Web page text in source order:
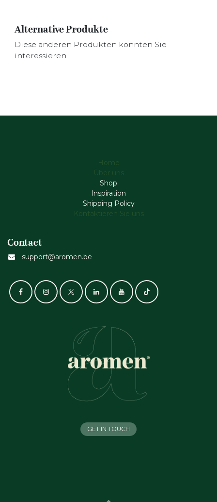
Alternative Produkte
Diese anderen Produkten könnten Sie
interessieren
Home
Über uns
Shop
Inspiration
Shipping Policy
Kontaktieren Sie uns
Contact
support@aromen.be
GET IN TOUCH